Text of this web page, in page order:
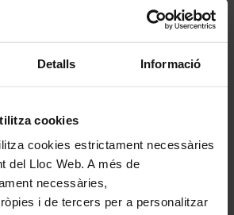
Detalls Informació
cookies
cookies estrictament necessàries
del Lloc Web. A més de
necessàries,
i de tercers per a personalitzar
publicarà. Els camps necessaris estan